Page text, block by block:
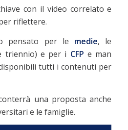
con il video correlato e
riflettere.
pensato per le medie, le
triennio) e per i CFP e man
tutti i contenuti per
una proposta anche
e le famiglie.